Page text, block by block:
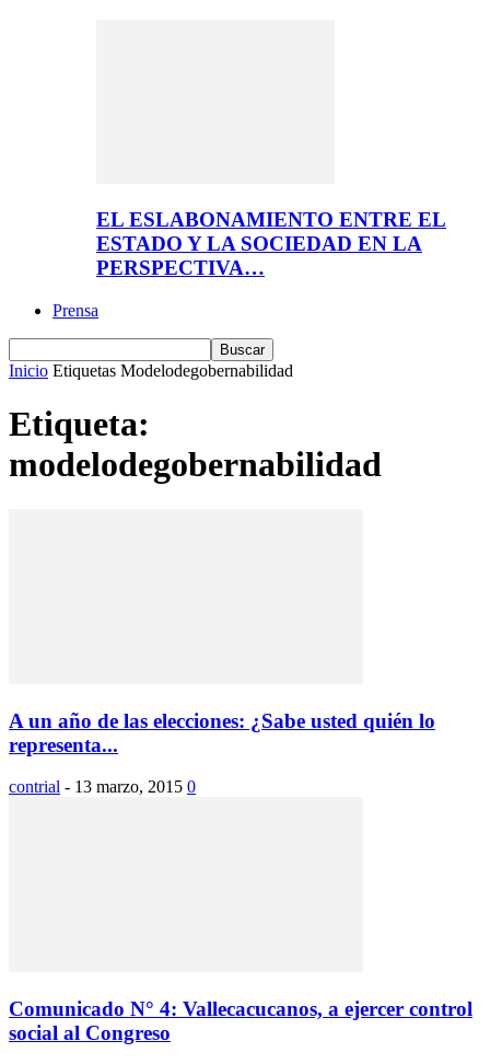
EL ESLABONAMIENTO ENTRE EL
ESTADO Y LA SOCIEDAD EN LA
PERSPECTIVA…
Prensa
Inicio Etiquetas Modelodegobernabilidad
Etiqueta:
modelodegobernabilidad
A un año de las elecciones: ¿Sabe usted quién lo
representa...
contrial - 13 marzo, 2015 0
Comunicado N° 4: Vallecacucanos, a ejercer control
social al Congreso